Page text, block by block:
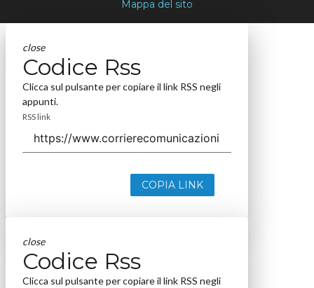
Mappa del sito
close
Codice Rss
Clicca sul pulsante per copiare il link RSS negli
appunti.
RSS link
COPIA LINK
close
Codice Rss
Clicca sul pulsante per copiare il link RSS negli